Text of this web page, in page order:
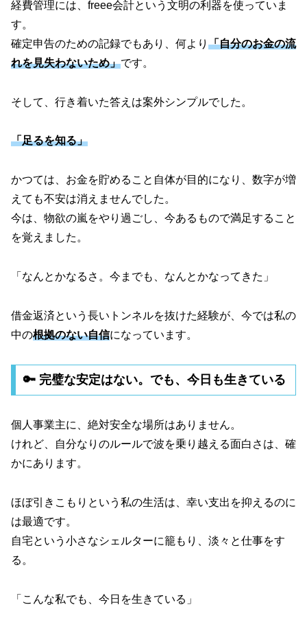
経費管理には、freee会計という文明の利器を使っていま
す。
確定申告のための記録でもあり、何より 「自分のお金の流
れを見失わないため」です。
そして、行き着いた答えは案外シンプルでした。
「足るを知る」
かつては、お金を貯めること自体が目的になり、数字が増
えても不安は消えませんでした。
今は、物欲の嵐をやり過ごし、今あるもので満足すること
を覚えました。
「なんとかなるさ。今までも、なんとかなってきた」
借金返済という長いトンネルを抜けた経験が、今では私の
中の根拠のない自信になっています。
🔑 完璧な安定はない。でも、今日も生きている
個人事業主に、絶対安全な場所はありません。
けれど、自分なりのルールで波を乗り越える面白さは、確
かにあります。
ほぼ引きこもりという私の生活は、幸い支出を抑えるのに
は最適です。
自宅という小さなシェルターに籠もり、淡々と仕事をす
る。
「こんな私でも、今日を生きている」